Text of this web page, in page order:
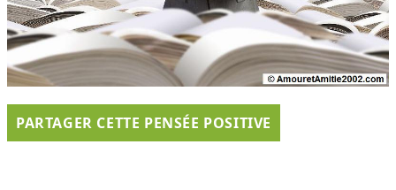
PARTAGER CETTE PENSÉE POSITIVE